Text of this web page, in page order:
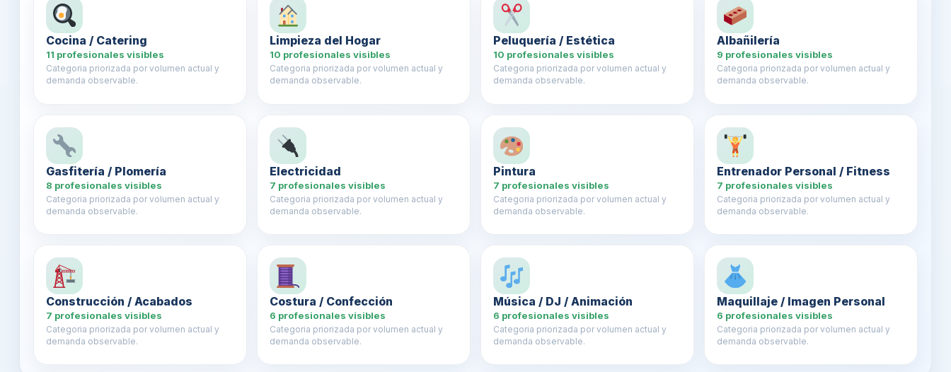
Cocina / Catering
11 profesionales visibles
Categoria priorizada por volumen actual y
demanda observable.
Limpieza del Hogar
10 profesionales visibles
Categoria priorizada por volumen actual y
demanda observable.
Peluquería / Estética
10 profesionales visibles
Categoria priorizada por volumen actual y
demanda observable.
Albañilería
9 profesionales visibles
Categoria priorizada por volumen actual y
demanda observable.
Gasfitería / Plomería
8 profesionales visibles
Categoria priorizada por volumen actual y
demanda observable.
Electricidad
7 profesionales visibles
Categoria priorizada por volumen actual y
demanda observable.
Pintura
7 profesionales visibles
Categoria priorizada por volumen actual y
demanda observable.
Entrenador Personal / Fitness
7 profesionales visibles
Categoria priorizada por volumen actual y
demanda observable.
Construcción / Acabados
7 profesionales visibles
Categoria priorizada por volumen actual y
demanda observable.
Costura / Confección
6 profesionales visibles
Categoria priorizada por volumen actual y
demanda observable.
Música / DJ / Animación
6 profesionales visibles
Categoria priorizada por volumen actual y
demanda observable.
Maquillaje / Imagen Personal
6 profesionales visibles
Categoria priorizada por volumen actual y
demanda observable.